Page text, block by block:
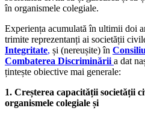
în organismele colegiale.
Experiența acumulată în ultimii doi
trimite reprezentanți ai societății
Integritate, și (nereușite) în
Combaterea Discriminării a dat
țintește obiective mai generale:
1. Creșterea capacității societății
organismele colegiale și